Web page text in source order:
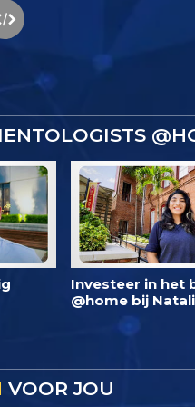
Investeer in het
@home bij
VOOR JOU